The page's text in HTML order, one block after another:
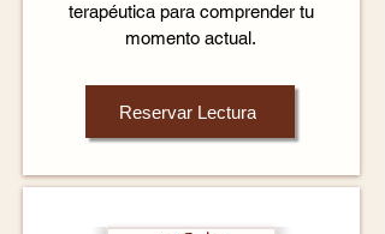
terapéutica para comprender tu
momento actual.
Reservar Lectura